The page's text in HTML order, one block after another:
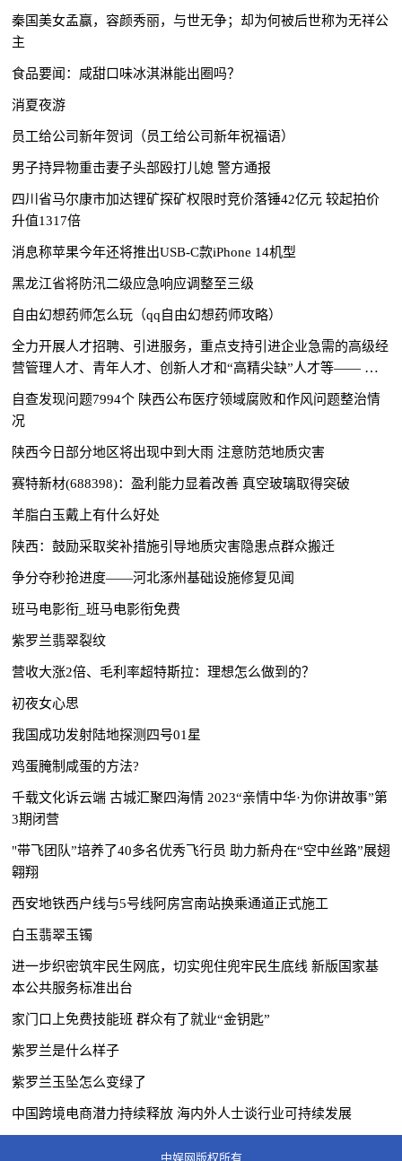
秦国美女孟赢，容颜秀丽，与世无争；却为何被后世称为无祥公
主
食品要闻：咸甜口味冰淇淋能出圈吗？
消夏夜游
员工给公司新年贺词（员工给公司新年祝福语）
男子持异物重击妻子头部殴打儿媳 警方通报
四川省马尔康市加达锂矿探矿权限时竞价落锤42亿元 较起拍价
升值1317倍
消息称苹果今年还将推出USB-C款iPhone 14机型
黑龙江省将防汛二级应急响应调整至三级
自由幻想药师怎么玩（qq自由幻想药师攻略）
全力开展人才招聘、引进服务，重点支持引进企业急需的高级经
营管理人才、青年人才、创新人才和“高精尖缺”人才等—— 陕西
确定首批21家中小企业人才服务基地
自查发现问题7994个 陕西公布医疗领域腐败和作风问题整治情
况
陕西今日部分地区将出现中到大雨 注意防范地质灾害
赛特新材(688398)：盈利能力显着改善 真空玻璃取得突破
羊脂白玉戴上有什么好处
陕西：鼓励采取奖补措施引导地质灾害隐患点群众搬迁
争分夺秒抢进度——河北涿州基础设施修复见闻
班马电影衔_班马电影衔免费
紫罗兰翡翠裂纹
营收大涨2倍、毛利率超特斯拉：理想怎么做到的？
初夜女心思
我国成功发射陆地探测四号01星
鸡蛋腌制咸蛋的方法?
千载文化诉云端 古城汇聚四海情 2023“亲情中华·为你讲故事”第
3期闭营
"带飞团队”培养了40多名优秀飞行员 助力新舟在“空中丝路”展翅
翱翔
西安地铁西户线与5号线阿房宫南站换乘通道正式施工
白玉翡翠玉镯
进一步织密筑牢民生网底，切实兜住兜牢民生底线 新版国家基
本公共服务标准出台
家门口上免费技能班 群众有了就业“金钥匙”
紫罗兰是什么样子
紫罗兰玉坠怎么变绿了
中国跨境电商潜力持续释放 海内外人士谈行业可持续发展
中娱网版权所有